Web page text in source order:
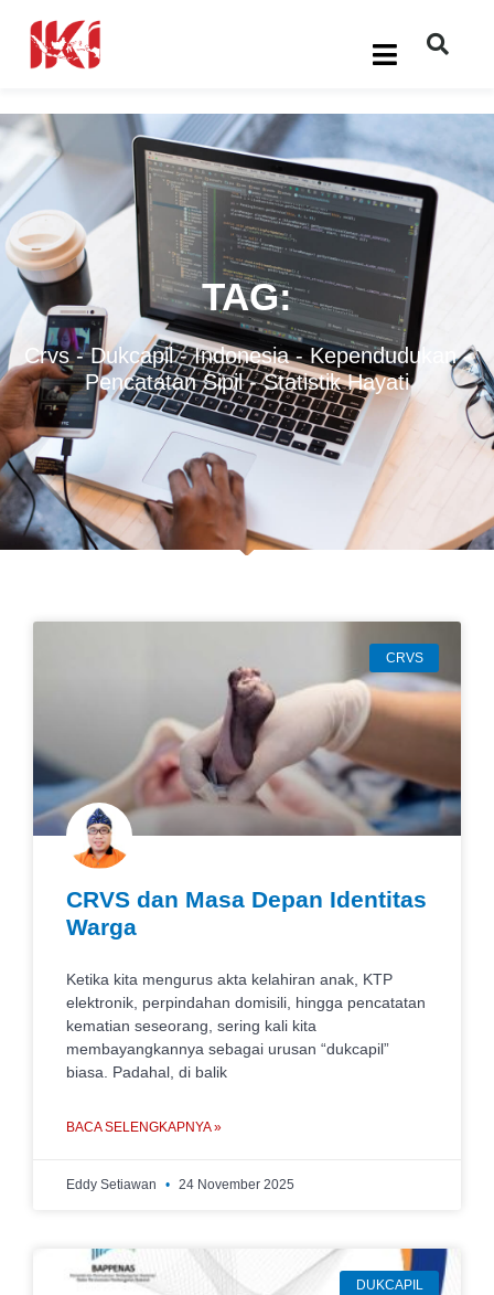
TAG:
Crvs-Dukcapil-Indonesia-Kependudukan-
Pencatatan Sipil-Statistik Hayati
CRVS
CRVS dan Masa Depan Identitas
Warga
Ketika kita mengurus akta kelahiran anak, KTP
elektronik, perpindahan domisili, hingga pencatatan
kematian seseorang, sering kali kita
membayangkannya sebagai urusan “dukcapil”
biasa. Padahal, di balik
BACA SELENGKAPNYA »
Eddy Setiawan 24 November 2025
DUKCAPIL